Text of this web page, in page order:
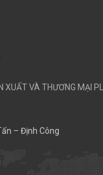
XUẤT VÀ THƯƠNG MẠI
– Định Công